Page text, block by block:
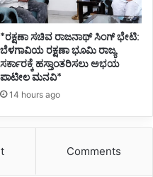
*ರಕ್ಷಣಾ ಸಚಿವ ರಾಜನಾಥ್ ಸಿಂಗ್ ಭೇಟಿ:
ಬೆಳಗಾವಿಯ ರಕ್ಷಣಾ ಭೂಮಿ ರಾಜ್ಯ
ಸರ್ಕಾರಕ್ಕೆ ಹಸ್ತಾಂತರಿಸಲು ಅಭಯ
ಪಾಟೀಲ ಮನವಿ*
14 hours ago
Comments